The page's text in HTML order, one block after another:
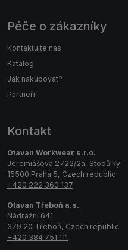
Péče o zákazníky
Kontaktujte nás
Katalog
Jak nakupovat?
Partneři
Kontakt
Otavan Workwear s.r.o.
Jeremiášova 2722/2a, Stodůlky
15500 Praha 5, Czech republic
+420 222 360 137
Otavan Třeboň a.s.
Nádražní 641
379 20 Třeboň, Czech republic
+420 384 751 111